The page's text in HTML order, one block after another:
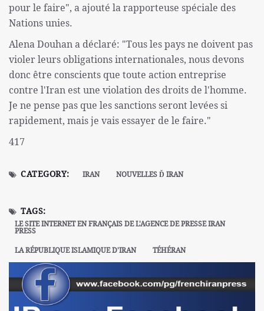
pour le faire", a ajouté la rapporteuse spéciale des
Nations unies.
Alena Douhan a déclaré: "Tous les pays ne doivent pas
violer leurs obligations internationales, nous devons
donc être conscients que toute action entreprise
contre l'Iran est une violation des droits de l'homme.
Je ne pense pas que les sanctions seront levées si
rapidement, mais je vais essayer de le faire."
417
CATEGORY: IRAN NOUVELLES Ď IRAN
TAGS:
LE SITE INTERNET EN FRANÇAIS DE L'AGENCE DE PRESSE IRAN
PRESS
LA RÉPUBLIQUE ISLAMIQUE D'IRAN
TÉHÉRAN